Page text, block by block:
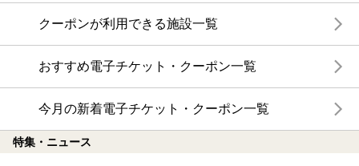
クーポンが利用できる施設一覧
おすすめ電子チケット・クーポン一覧
今月の新着電子チケット・クーポン一覧
特集・ニュース